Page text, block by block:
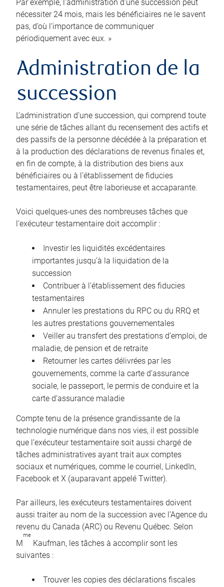
Par exemple, l’administration d’une succession peut
nécessiter 24 mois, mais les bénéficiaires ne le savent
pas, d’où l’importance de communiquer
périodiquement avec eux. »
Administration de la
succession
L’administration d’une succession, qui comprend toute
une série de tâches allant du recensement des actifs et
des passifs de la personne décédée à la préparation et
à la production des déclarations de revenus finales et,
en fin de compte, à la distribution des biens aux
bénéficiaires ou à l’établissement de fiducies
testamentaires, peut être laborieuse et accaparante.
Voici quelques-unes des nombreuses tâches que
l’exécuteur testamentaire doit accomplir :
Investir les liquidités excédentaires
importantes jusqu’à la liquidation de la
succession
Contribuer à l’établissement des fiducies
testamentaires
Annuler les prestations du RPC ou du RRQ et
les autres prestations gouvernementales
Veiller au transfert des prestations d’emploi, de
maladie, de pension et de retraite
Retourner les cartes délivrées par les
gouvernements, comme la carte d’assurance
sociale, le passeport, le permis de conduire et la
carte d’assurance maladie
Compte tenu de la présence grandissante de la
technologie numérique dans nos vies, il est possible
que l’exécuteur testamentaire soit aussi chargé de
tâches administratives ayant trait aux comptes
sociaux et numériques, comme le courriel, LinkedIn,
Facebook et X (auparavant appelé Twitter).
Par ailleurs, les exécuteurs testamentaires doivent
aussi traiter au nom de la succession avec l’Agence du
revenu du Canada (ARC) ou Revenu Québec. Selon
M
me
Kaufman, les tâches à accomplir sont les
suivantes :
Trouver les copies des déclarations fiscales